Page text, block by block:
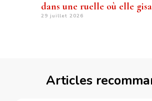
dans une ruelle où elle
29 juillet 2026
Articles